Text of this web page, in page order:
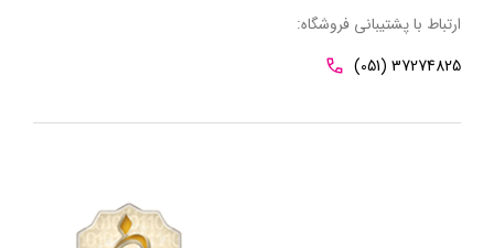
ارتباط با پشتیبانی فروشگاه:
(051) 37274825